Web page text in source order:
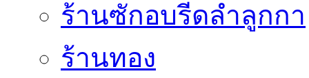
ร้านซักอบรีดลำลูกกา
ร้านทอง